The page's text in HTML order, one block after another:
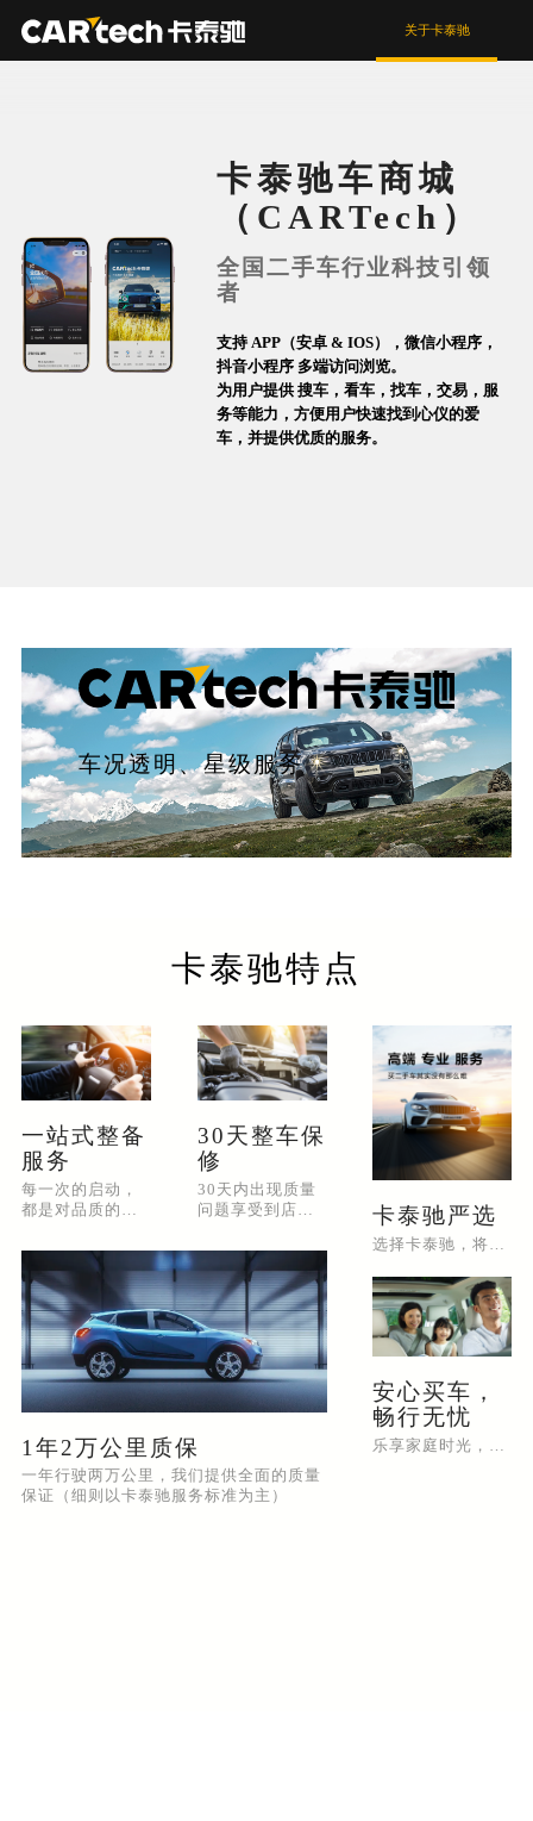
关于卡泰驰
卡泰驰车商城
（CARTech）
全国二手车行业科技引领
者
支持 APP（安卓 & IOS），微信小程序，
抖音小程序 多端访问浏览。
为用户提供 搜车，看车，找车，交易，服
务等能力，方便用户快速找到心仪的爱
车，并提供优质的服务。
车况透明、星级服务
卡泰驰特点
一站式整备
服务
每一次的启动，
都是对品质的承
只为更好的你
30天整车保
修
30天内出现质量
问题享受到店维
务标准为主）
1年2万公里质保
一年行驶两万公里，我们提供全面的质量
保证（细则以卡泰驰服务标准为主）
卡泰驰严选
安心买车，
畅行无忧
乐享家庭时光，共创美好回忆